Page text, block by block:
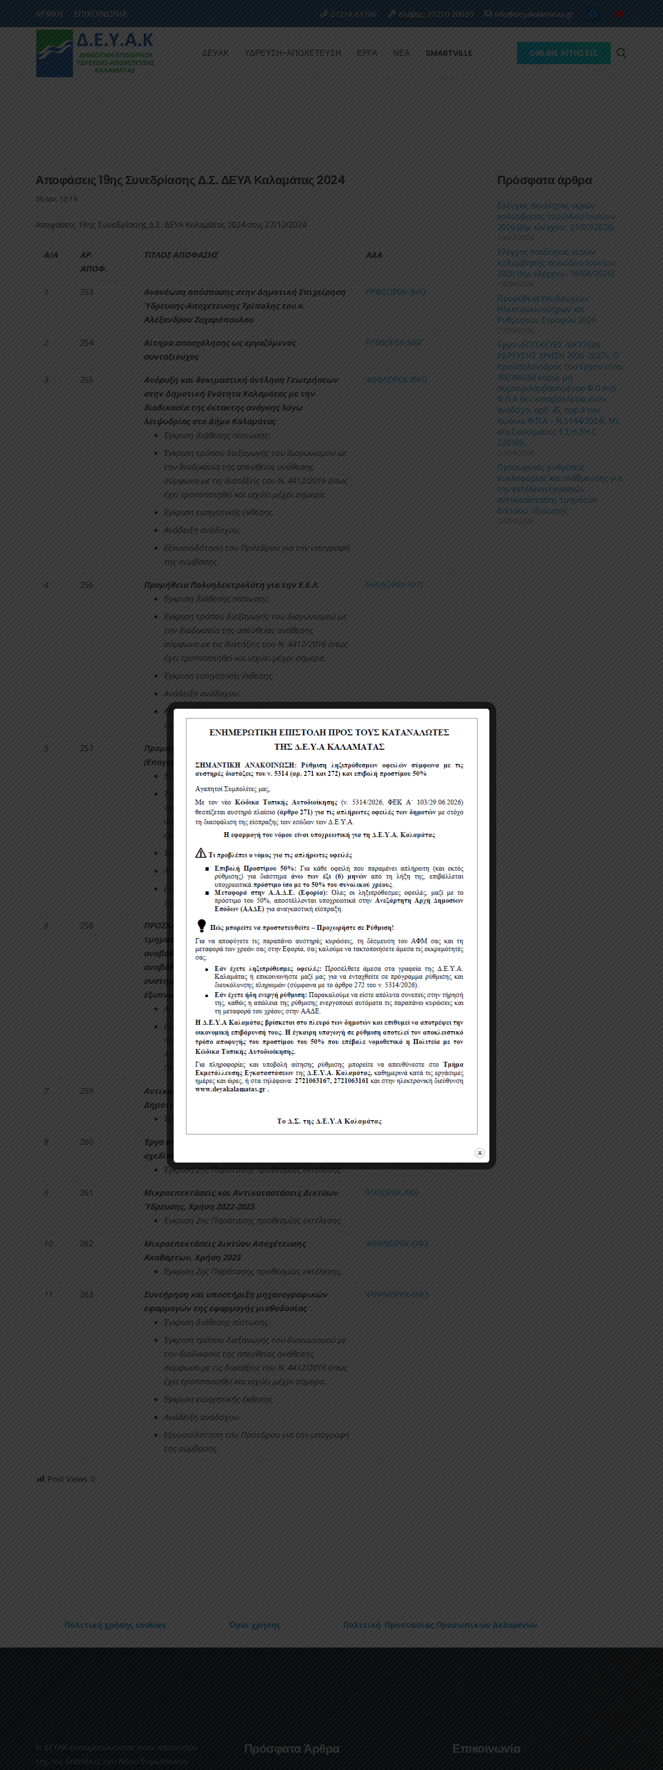
ΑΡΧΙΚΗ ΕΠΙΚΟΙΝΩΝΙΑ 27210 63700 Βλάβες: 27210 20020 info@deyakalamatas.gr
ΔΕΥΑΚ ΥΔΡΕΥΣΗ-ΑΠΟΧΕΤΕΥΣΗ ΕΡΓΑ ΝΕΑ SMARTVILLE ONLINE ΑΙΤΉΣΕΙΣ
Αποφάσεις 19ης Συνεδρίασης Δ.Σ. ΔΕΥΑ Καλαμάτας 2024
30 Ιαν, 12:19
Αποφάσεις 19ης Συνεδρίασης Δ.Σ. ΔΕΥΑ Καλαμάτας 2024 στις 27/12/2024
Α/Α
ΑΡ.
ΑΠΟΦ.
ΤΙΤΛΟΣ ΑΠΟΦΑΣΗΣ ΑΔΑ
1 253
Ανανέωση απόσπασης στην Δημοτική Επιχείρηση
Ύδρευσης-Αποχέτευσης Τρίπολης του κ.
Αλέξανδρου Ζαχαρόπουλου
ΡΡΦΖΟΡ0Χ-3ΨΟ
2 254
Αίτημα απασχόλησης ως εργαζόμενος
συνταξιούχος
ΡΞ00ΟΡ0Χ-ΝΘΓ
3 255
Ανόρυξη και δοκιμαστική άντληση Γεωτρήσεων
στην Δημοτική Ενότητα Καλαμάτας με την
διαδικασία της έκτακτης ανάγκης λόγω
λειψυδρίας στο Δήμο Καλαμάτας
Έγκριση διάθεσης πίστωσης.
Έγκριση τρόπου διεξαγωγής του διαγωνισμού με
την διαδικασία της απευθείας ανάθεσης
σύμφωνα με τις διατάξεις του Ν. 4412/2016 όπως
έχει τροποποιηθεί και ισχύει μέχρι σήμερα.
Έγκριση εισηγητικής έκθεσης.
Ανάδειξη ανάδοχου.
Εξουσιοδότηση του Πρόεδρου για την υπογραφή
της σύμβασης.
Ψ0ΦΛΟΡ0Χ-8ΨΠ
4 256
Προμήθεια Πολυηλεκτρολύτη για την Ε.Ε.Λ.
Έγκριση διάθεσης πίστωσης.
Έγκριση τρόπου διεξαγωγής του διαγωνισμού με
την διαδικασία της απευθείας ανάθεσης
σύμφωνα με τις διατάξεις του Ν. 4412/2016 όπως
έχει τροποποιηθεί και ισχύει μέχρι σήμερα.
Έγκριση εισηγητικής έκθεσης.
Ανάδειξη ανάδοχου.
Εξουσιοδότηση του Πρόεδρου για την υπογραφή
της σύμβασης.
6ΗΥΑΟΡ0Χ-5ΥΠ
5 257
Προμήθεια Οχήματος Κινητού Συνεργείου
(Επαγγελματικό Όχημα)
Έγκριση διάθεσης πίστωσης.
Έγκριση τρόπου διεξαγωγής του διαγωνισμού με
την διαδικασία της απευθείας ανάθεσης
σύμφωνα με τις διατάξεις του Ν. 4412/2016 όπως
έχει τροποποιηθεί και ισχύει μέχρι σήμερα.
Έγκριση εισηγητικής έκθεσης.
Ανάδειξη ανάδοχου.
Εξουσιοδότηση του Πρόεδρου για την υπογραφή
της σύμβασης.
ΨΜΝΞΟΡ0Χ-ΣΙ8
6 258
ΠΡΟΣΚΛΗΣΗ ΜΕ ΤΙΤΛΟ «Ολοκλήρωση
τμηματοποιημένων πράξεων κατασκευής ή/και
αναβάθμισης έργων ύδρευσης και πράξεων
αναβάθμισης δικτύων ύδρευσης με εφαρμογή
συστημάτων τηλεχειρισμού/ τηλεελέγχου και
έξυπνων υδρομέτρων»
Αποδοχή των όρων της Πρόσκλησης
Εξουσιοδότηση του προέδρου για υποβολή
πρότασης στην Πρόσκληση με κωδικό: 5.5.62.2.Τ
Α/Α ΟΠΣ ΕΣΠΑ: 14585 στο Πρόγραμμα
Περιβάλλον και κλιματική αλλαγή
9ΒΞΔΟΡ0Χ-ΚΘΠ
7 259
Αντικατάσταση Αγωγών Ύδρευσης στις Τοπικές &
Δημοτικές Κοινότητες του Δήμου Καλαμάτας
Έγκριση πρωτοκόλλου παραλαβής έργου.
8 260
Έργα αποχέτευσης ακαθάρτων σε περιοχές εκτός
σχεδίου δήμου Καλαμάτας
Έγκριση 2ης Παράτασης προθεσμίας εκτέλεσης.
9 261
Μικροεπεκτάσεις και Αντικαταστάσεις Δικτύων
Ύδρευσης, Χρήση 2022-2023
Έγκριση 2ης Παράτασης προθεσμίας εκτέλεσης.
91Ι0ΟΡ0Χ-ΛΚ9
10 262
Μικροεπεκτάσεις Δικτύου Αποχέτευσης
Ακαθάρτων, Χρήση 2023
Έγκριση 2ης Παράτασης προθεσμίας εκτέλεσης.
Ψ0ΨΝΟΡ0Χ-ΘΦ3
11 263
Συντήρηση και υποστήριξη μηχανογραφικών
εφαρμογών της εφαρμογής μισθοδοσίας
Έγκριση διάθεσης πίστωσης.
Έγκριση τρόπου διεξαγωγής του διαγωνισμού με
την διαδικασία της απευθείας ανάθεσης
σύμφωνα με τις διατάξεις του Ν. 4412/2016 όπως
έχει τροποποιηθεί και ισχύει μέχρι σήμερα.
Έγκριση εισηγητικής έκθεσης.
Ανάδειξη ανάδοχου.
Εξουσιοδότηση του Πρόεδρου για την υπογραφή
της σύμβασης.
Ψ0ΨΝΟΡ0Χ-ΘΦ3
Post Views: 0
Πρόσφατα άρθρα
Έλεγχος ποιότητας νερών
κολύμβησης περιόδου Ιουλίου
2026 (Ημ. ελέγχου : 21/07/2026)
24/07/2026
Έλεγχος ποιότητας νερών
κολύμβησης περιόδου Ιουνίου
2026 (Ημ. ελέγχου : 16/06/2026)
19/06/2026
Προμήθεια Υποβρυχίων
Ηλεκτροκινητήρων και
Ρυθμιστών Στροφών 2026
27/04/2026
Έργο «ΕΠΙΣΚΕΥΕΣ ΔΙΚΤΥΩΝ
ΥΔΡΕΥΣΗΣ ΧΡΗΣΗ 2026-2027», Ο
προϋπολογισμός του έργου είναι
300.000,00 ευρώ, μη
συμπεριλαμβανομένου Φ.Π.Α (ο
Φ.Π.Α δεν καταβάλλεται στον
ανάδοχο, αρθ. 45, παρ.4 του
Κώδικα Φ.Π.Α – Ν.5144/2024). Με
α/α Συστήματος Ε.Σ.Η.ΔΗ.Σ.:
220305.
27/04/2026
Προσωρινές ρυθμίσεις
κυκλοφορίας και στάθμευσης για
την εκτέλεση εργασιών
αντικατάστασης τμημάτων
δικτύου ύδρευσης
24/04/2026
Πολιτική χρήσης cookies Όροι χρήσης Πολιτική Προστασίας Προσωπικών Δεδομένων
Η ΔΕΥΑΚ ενσωματώνοντας στον κανονισμο
της, τις διατάξεις του Νέου Ευρωπαϊκού
Πρόσφατα Άρθρα Επικοινωνία